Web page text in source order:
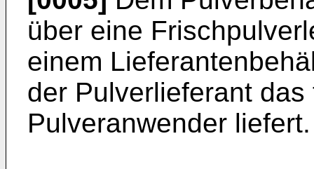
über eine
einem
der Pulverlieferant
Pulveranwender liefert.